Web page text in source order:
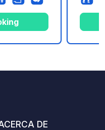
en
y un bar
en
de
DE